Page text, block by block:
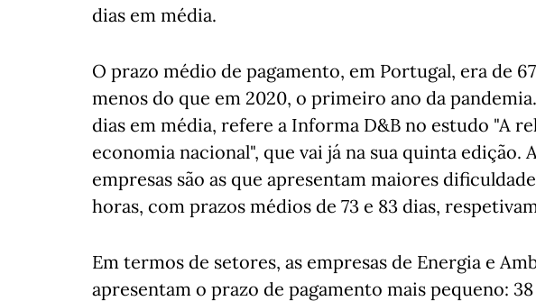
dias em média.
O prazo médio de pagamento, em Portugal, era de
menos do que em 2020, o primeiro ano da
dias em média, refere a Informa D&B no estudo "A
economia nacional", que vai já na sua quinta edição.
empresas são as que apresentam maiores
horas, com prazos médios de 73 e 83 dias,
Em termos de setores, as empresas de Energia e
apresentam o prazo de pagamento mais pequeno: